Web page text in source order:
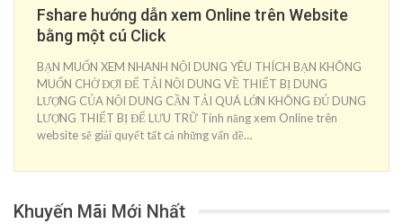
Fshare hướng dẫn xem Online trên Website
bằng một cú Click
BẠN MUỐN XEM NHANH NỘI DUNG YÊU THÍCH BẠN KHÔNG
MUỐN CHỜ ĐỢI ĐỂ TẢI NỘI DUNG VỀ THIẾT BỊ DUNG
LƯỢNG CỦA NỘI DUNG CẦN TẢI QUÁ LỚN KHÔNG ĐỦ DUNG
LƯỢNG THIẾT BỊ ĐỂ LƯU TRỮ Tính năng xem Online trên
website sẽ giải quyết tất cả những vấn đề…
Khuyến Mãi Mới Nhất